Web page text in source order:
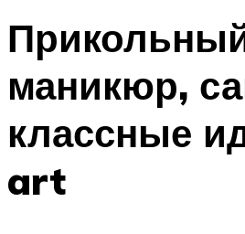
маникюр,
классные
art